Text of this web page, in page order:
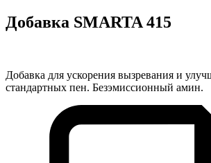
Добавка SMARTA 415
Добавка для ускорения вызревания и
стандартных пен. Безэмиссионный амин.